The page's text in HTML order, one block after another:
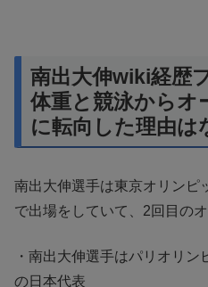
南出大伸wiki経歴
体重と競泳からオ
に転向した理由は
南出大伸選手は東京オリンピ
で出場をしていて、2回目の
・南出大伸選手はパリオリ
の日本代表